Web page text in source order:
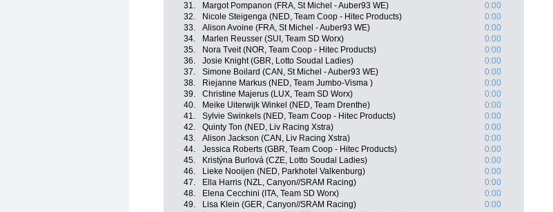
31.
Margot Pompanon (FRA, St Michel - Auber93 WE)
0:00
32.
Nicole Steigenga (NED, Team Coop - Hitec Products)
0:00
33.
Alison Avoine (FRA, St Michel - Auber93 WE)
0:00
34.
Marlen Reusser (SUI, Team SD Worx)
0:00
35.
Nora Tveit (NOR, Team Coop - Hitec Products)
0:00
36.
Josie Knight (GBR, Lotto Soudal Ladies)
0:00
37.
Simone Boilard (CAN, St Michel - Auber93 WE)
0:00
38.
Riejanne Markus (NED, Team Jumbo-Visma )
0:00
39.
Christine Majerus (LUX, Team SD Worx)
0:00
40.
Meike Uiterwijk Winkel (NED, Team Drenthe)
0:00
41.
Sylvie Swinkels (NED, Team Coop - Hitec Products)
0:00
42.
Quinty Ton (NED, Liv Racing Xstra)
0:00
43.
Alison Jackson (CAN, Liv Racing Xstra)
0:00
44.
Jessica Roberts (GBR, Team Coop - Hitec Products)
0:00
45.
Kristýna Burlová (CZE, Lotto Soudal Ladies)
0:00
46.
Lieke Nooijen (NED, Parkhotel Valkenburg)
0:00
47.
Ella Harris (NZL, Canyon//SRAM Racing)
0:00
48.
Elena Cecchini (ITA, Team SD Worx)
0:00
49.
Lisa Klein (GER, Canyon//SRAM Racing)
0:00